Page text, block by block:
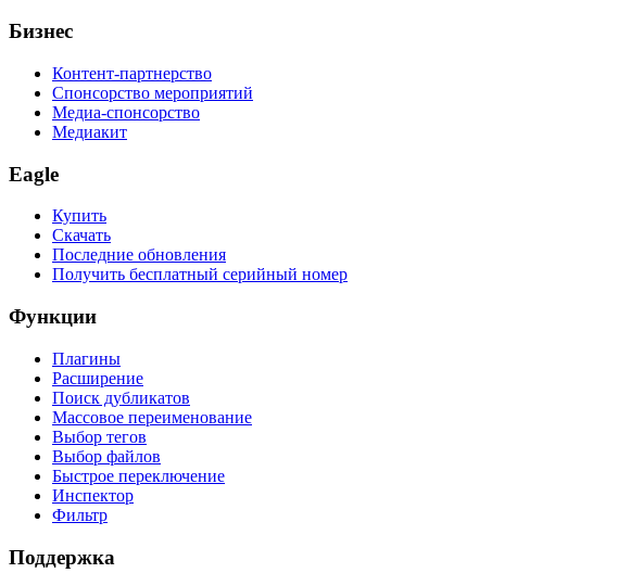
Бизнес
Контент-партнерство
Спонсорство мероприятий
Медиа-спонсорство
Медиакит
Eagle
Купить
Скачать
Последние обновления
Получить бесплатный серийный номер
Функции
Плагины
Расширение
Поиск дубликатов
Массовое переименование
Выбор тегов
Выбор файлов
Быстрое переключение
Инспектор
Фильтр
Поддержка